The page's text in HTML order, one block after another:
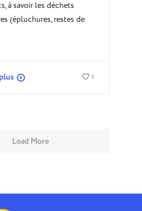
à savoir les déchets
(épluchures, restes de
1
Load More